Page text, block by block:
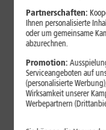
1&1 erreicht im
Gesamtnote
Als einer von
Telefonie,
Streaming – die
Montabaur, 07.
Partnerschaften:
Ihnen personalisierte
oder um gemeinsame
abzurechnen.
Promotion:
Serviceangeboten auf
(personalisierte
Wirksamkeit unserer
Werbepartnern